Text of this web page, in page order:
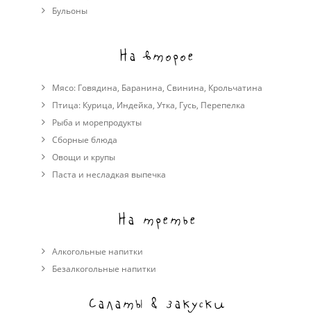
Бульоны
На второе
Мясо: Говядина, Баранина, Свинина, Крольчатина
Птица: Курица, Индейка, Утка, Гусь, Перепелка
Рыба и морепродукты
Сборные блюда
Овощи и крупы
Паста и несладкая выпечка
На третье
Алкогольные напитки
Безалкогольные напитки
Салаты & закуски